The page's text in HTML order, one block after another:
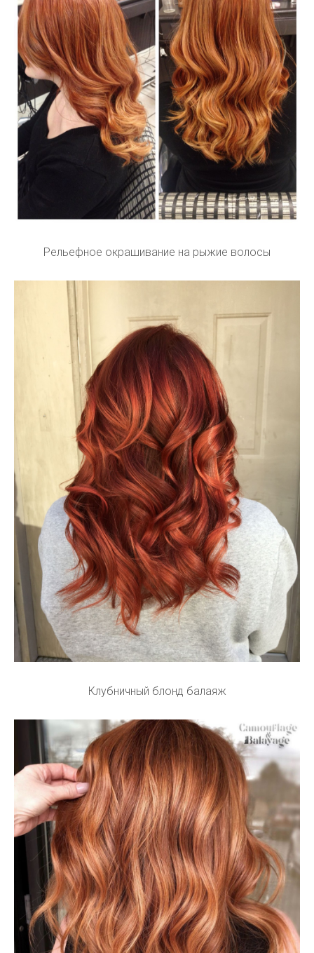
Рельефное окрашивание на рыжие волосы
Клубничный блонд балаяж